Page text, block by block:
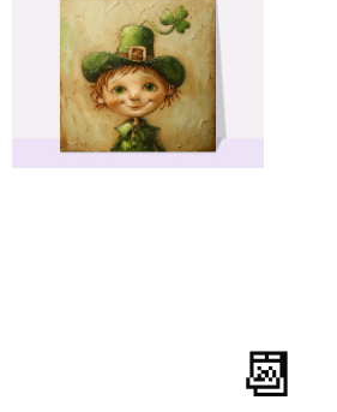
⭐⭐⭐⭐ le 12/03/16 :
choisie Pour son style
irlandaise
📆